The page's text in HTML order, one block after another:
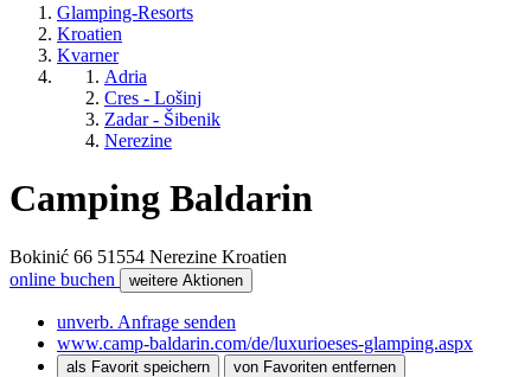
Glamping-Resorts
Kroatien
Kvarner
Adria
Cres - Lošinj
Zadar - Šibenik
Nerezine
Camping Baldarin
Bokinić 66 51554 Nerezine Kroatien
online buchen
weitere Aktionen
unverb. Anfrage senden
www.camp-baldarin.com/de/luxurioeses-glamping.aspx
als Favorit speichern
von Favoriten entfernen